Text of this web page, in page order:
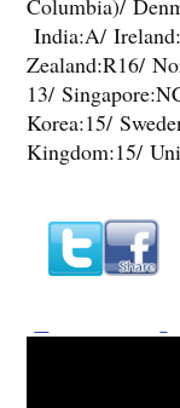
India:A/
Zealand:R16/
13/
Korea:15/
Kingdom:15/